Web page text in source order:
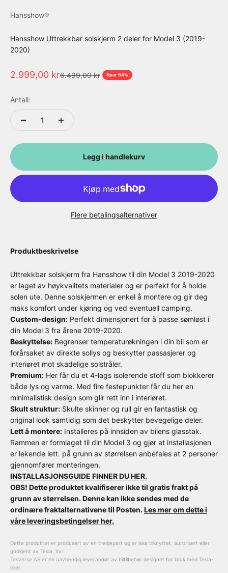
Hansshow®
Hansshow Uttrekkbar solskjerm 2 deler for Model 3 (2019-
2020)
Salgspris
2.999,00 krNormalpris
6.499,00 kr Spar 54%
Antall:
Legg i handlekurv
Flere betalingsalternativer
Produktbeskrivelse
Uttrekkbar solskjerm fra Hansshow til din Model 3 2019-2020
er laget av høykvalitets materialer og er perfekt for å holde
solen ute. Denne solskjermen er enkel å montere og gir deg
maks komfort under kjøring og ved eventuell camping.
Custom-design: Perfekt dimensjonert for å passe sømløst i
din Model 3 fra årene 2019-2020.
Beskyttelse: Begrenser temperaturøkningen i din bil som er
forårsaket av direkte sollys og beskytter passasjerer og
interiøret mot skadelige solstråler.
Premium: Her får du et 4-lags isolerende stoff som blokkerer
både lys og varme. Med fire festepunkter får du her en
minimalistisk design som glir rett inn i interiøret.
Skult struktur: Skulte skinner og rull gir en fantastisk og
original look samtidig som det beskytter bevegelige deler.
Lett å montere: Installeres på innsiden av bilens glasstak.
Rammen er formlaget til din Model 3 og gjør at installasjonen
er lekende lett. på grunn av størrelsen anbefales at 2 personer
gjennomfører monteringen.
INSTALLASJONSGUIDE FINNER DU HER.
OBS! Dette produktet kvalifiserer ikke til gratis frakt på
grunn av størrelsen. Denne kan ikke sendes med de
ordinære fraktalternativene til Posten. Les mer om dette i
våre leveringsbetingelser her.
Dette produktet er produsert av en tredjepart og er ikke tilknyttet, autorisert eller
godkjent av Tesla, Inc.
Tesverse AS er en uavhengig leverandør av biltilbehør designet for bruk med Tesla-
biler.